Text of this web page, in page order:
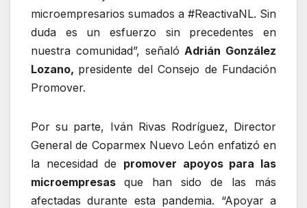
microempresarios sumados a #ReactivaNL. Sin
duda es un esfuerzo sin precedentes en
nuestra comunidad”, señalóAdrián González
Lozano, presidente del Consejo de Fundación
Promover.
Por su parte, Iván Rivas Rodríguez, Director
General de Coparmex Nuevo León enfatizó en
la necesidad de promover apoyos para las
microempresas que han sido de las más
afectadas durante esta pandemia. “Apoyar a